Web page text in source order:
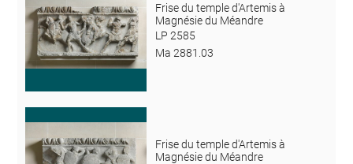
Frise du temple d'Artemis à
Magnésie du Méandre
LP 2585
Ma 2881.03
Frise du temple d'Artemis à
Magnésie du Méandre